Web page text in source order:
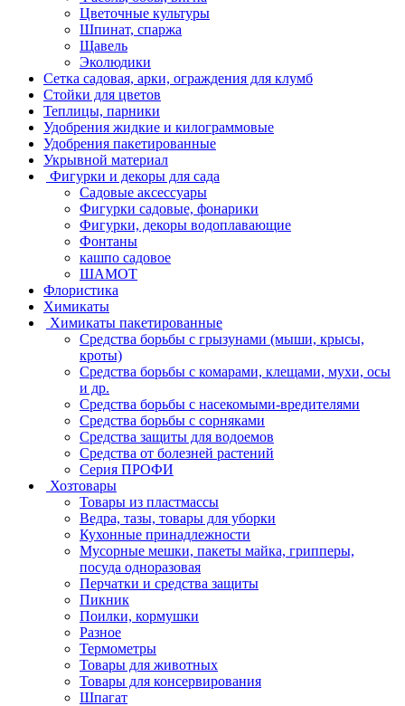
Цветочные культуры
Шпинат, спаржа
Щавель
Эколюдики
Сетка садовая, арки, ограждения для клумб
Стойки для цветов
Теплицы, парники
Удобрения жидкие и килограммовые
Удобрения пакетированные
Укрывной материал
Фигурки и декоры для сада
Садовые аксессуары
Фигурки садовые, фонарики
Фигурки, декоры водоплавающие
Фонтаны
кашпо садовое
ШАМОТ
Флористика
Химикаты
Химикаты пакетированные
Средства борьбы с грызунами (мыши, крысы,
кроты)
Средства борьбы с комарами, клещами, мухи, осы
и др.
Средства борьбы с насекомыми-вредителями
Средства борьбы с сорняками
Средства защиты для водоемов
Средства от болезней растений
Серия ПРОФИ
Хозтовары
Товары из пластмассы
Ведра, тазы, товары для уборки
Кухонные принадлежности
Мусорные мешки, пакеты майка, грипперы,
посуда одноразовая
Перчатки и средства защиты
Пикник
Поилки, кормушки
Разное
Термометры
Товары для животных
Товары для консервирования
Шпагат